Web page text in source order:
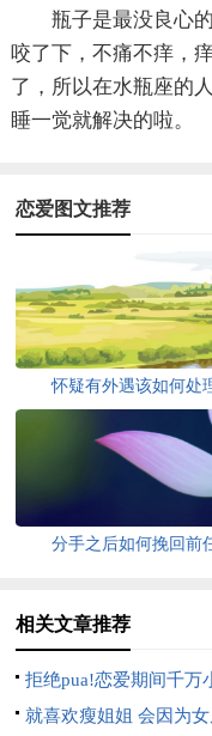
瓶子是最没良心
咬了下，不痛不痒，
了，所以在水瓶座的
睡一觉就解决的啦。
恋爱图文推荐
怀疑有外遇该如何处
分手之后如何挽回前
相关文章推荐
拒绝pua!恋爱期间千万
3大星座男总是想分手却
就喜欢瘦姐姐 会因为